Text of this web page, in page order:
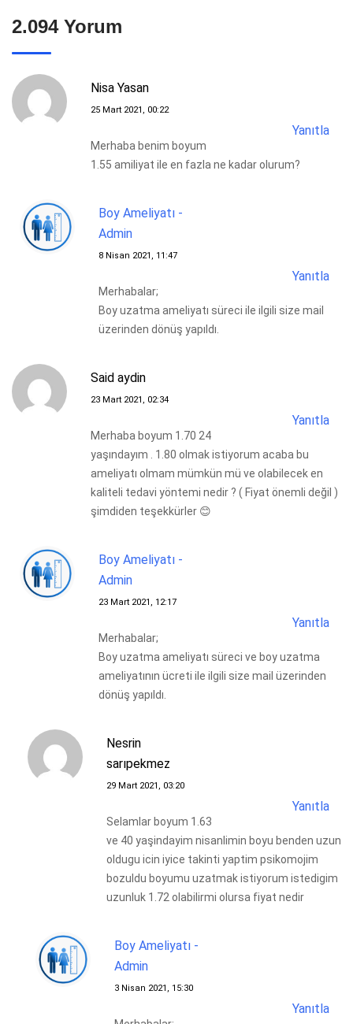
2.094 Yorum
Nisa Yasan
25 Mart 2021, 00:22
Yanıtla
Merhaba benim boyum
1.55 amiliyat ile en fazla ne kadar olurum?
Boy Ameliyatı -
Admin
8 Nisan 2021, 11:47
Yanıtla
Merhabalar;
Boy uzatma ameliyatı süreci ile ilgili size mail
üzerinden dönüş yapıldı.
Said aydin
23 Mart 2021, 02:34
Yanıtla
Merhaba boyum 1.70 24
yaşındayım . 1.80 olmak istiyorum acaba bu
ameliyatı olmam mümkün mü ve olabilecek en
kaliteli tedavi yöntemi nedir ? ( Fiyat önemli değil )
şimdiden teşekkürler 😊
Boy Ameliyatı -
Admin
23 Mart 2021, 12:17
Yanıtla
Merhabalar;
Boy uzatma ameliyatı süreci ve boy uzatma
ameliyatının ücreti ile ilgili size mail üzerinden
dönüş yapıldı.
Nesrin
sarıpekmez
29 Mart 2021, 03:20
Yanıtla
Selamlar boyum 1.63
ve 40 yaşindayim nisanlimin boyu benden uzun
oldugu icin iyice takinti yaptim psikomojim
bozuldu boyumu uzatmak istiyorum istedigim
uzunluk 1.72 olabilirmi olursa fiyat nedir
Boy Ameliyatı -
Admin
3 Nisan 2021, 15:30
Yanıtla